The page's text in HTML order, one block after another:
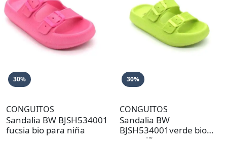
30%
CONGUITOS
Sandalia BW BJSH534001
fucsia bio para niña
30%
CONGUITOS
Sandalia BW
BJSH534001verde bio
para niña